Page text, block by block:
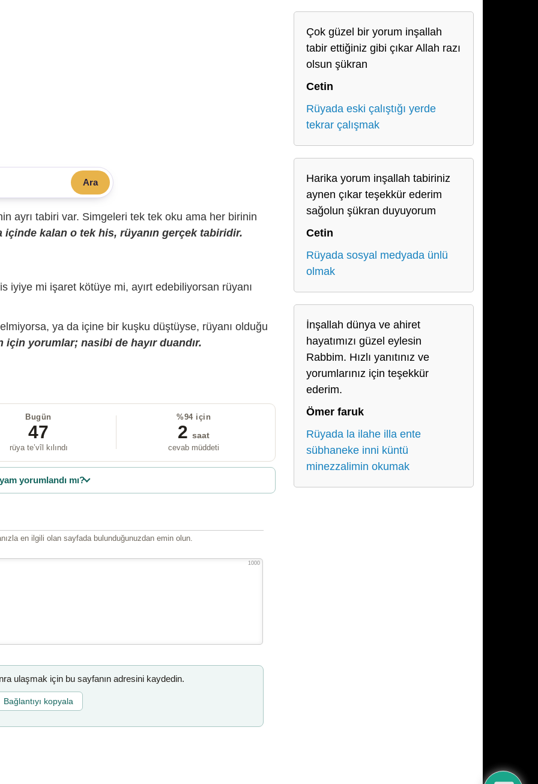
Ara
ayrı tabiri var. Simgeleri tek tek oku ama her birinin
içinde kalan o tek his, rüyanın gerçek tabiridir.
iyiye mi işaret kötüye mi, ayırt edebiliyorsan rüyanı
ya da içine bir kuşku düştüyse, rüyanı olduğu
yorumlar; nasibi de hayır duandır.
Bugün
47
rüya te’vîl kılındı
%94 için
2 saat
cevab müddeti
yorumlandı mı?
en ilgili olan sayfada bulunduğunuzdan emin olun.
1000
ulaşmak için bu sayfanın adresini kaydedin.
Bağlantıyı kopyala
Çok güzel bir yorum inşallah
tabir ettiğiniz gibi çıkar Allah razı
olsun şükran
Cetin
Rüyada eski çalıştığı yerde
tekrar çalışmak
Harika yorum inşallah tabiriniz
aynen çıkar teşekkür ederim
sağolun şükran duyuyorum
Cetin
Rüyada sosyal medyada ünlü
olmak
İnşallah dünya ve ahiret
hayatımızı güzel eylesin
Rabbim. Hızlı yanıtınız ve
yorumlarınız için teşekkür
ederim.
Ömer faruk
Rüyada la ilahe illa ente
sübhaneke inni küntü
minezzalimin okumak